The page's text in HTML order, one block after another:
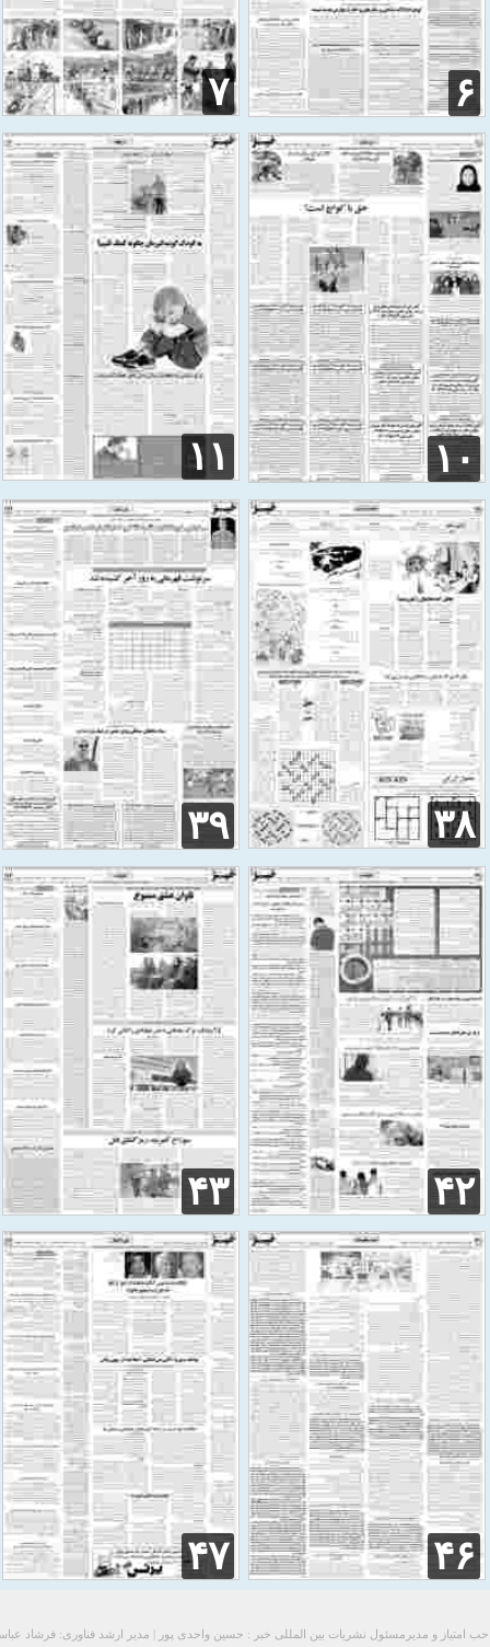
۶ ۷
۱۰ ۱۱
۳۸ ۳۹
۴۲ ۴۳
۴۶ ۴۷
امتیاز و مدیرمسئول نشریات بین المللی خبر : حسین واحدی پور | مدیر ارشد فناوری: فرشاد